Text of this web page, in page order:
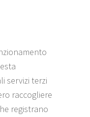
servizi terzi
raccogliere
registrano